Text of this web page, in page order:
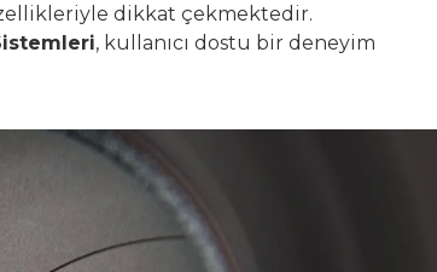
dikkat çekmektedir.
, kullanıcı dostu bir deneyim